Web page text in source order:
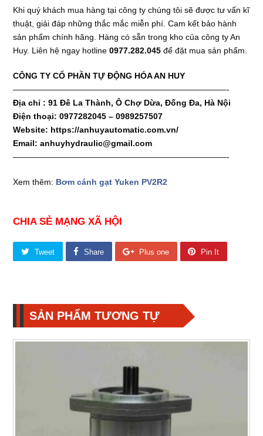
Khi quý khách mua hàng tại công ty chúng tôi sẽ được tư vấn kĩ
thuật, giải đáp những thắc mắc miễn phí. Cam kết bảo hành
sản phẩm chính hãng. Hàng có sẵn trong kho của công ty An
Huy. Liên hệ ngay hotline0977.282.045 để đặt mua sản phẩm.
CÔNG TY CỔ PHẦN TỰ ĐỘNG HÓA AN HUY
——————————————————————————-
Địa chỉ : 91 Đê La Thành, Ô Chợ Dừa, Đống Đa, Hà Nội
Điện thoại: 0977282045 – 0989257507
Website: https://anhuyautomatic.com.vn/
Email: anhuyhydraulic@gmail.com
——————————————————————————-
Xem thêm: Bơm cánh gạt Yuken PV2R2
CHIA SẺ MẠNG XÃ HỘI
Tweet Share Plus one Pin It
SẢN PHẨM TƯƠNG TỰ